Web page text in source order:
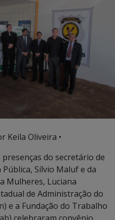
Keila Oliveira •
presenças do secretário de
Pública, Sílvio Maluf e da
Mulheres, Luciana
de Administração do
e a Fundação do Trabalho